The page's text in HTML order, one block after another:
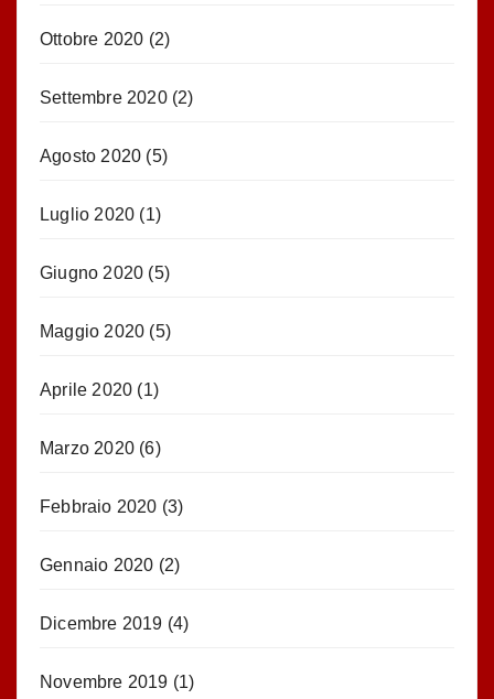
Ottobre 2020 (2)
Settembre 2020(2)
Agosto 2020 (5)
Luglio 2020 (1)
Giugno 2020 (5)
Maggio 2020 (5)
Aprile 2020 (1)
Marzo 2020 (6)
Febbraio 2020 (3)
Gennaio 2020 (2)
Dicembre 2019 (4)
Novembre 2019 (1)